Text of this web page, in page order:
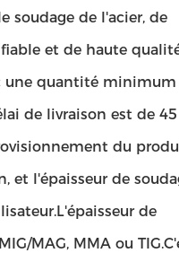
soudage de l'acier, de
et de haute
une quantité minimum
de livraison est de 45
du
et l'épaisseur de
de
MAG, MMA ou